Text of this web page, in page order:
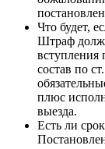
Что будет,
Штраф
вступления
состав по
плюс
выезда.
Есть ли